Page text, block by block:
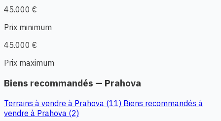
45.000 €
Prix minimum
45.000 €
Prix maximum
Biens recommandés — Prahova
Terrains à vendre à Prahova (11) Biens recommandés à
vendre à Prahova (2)